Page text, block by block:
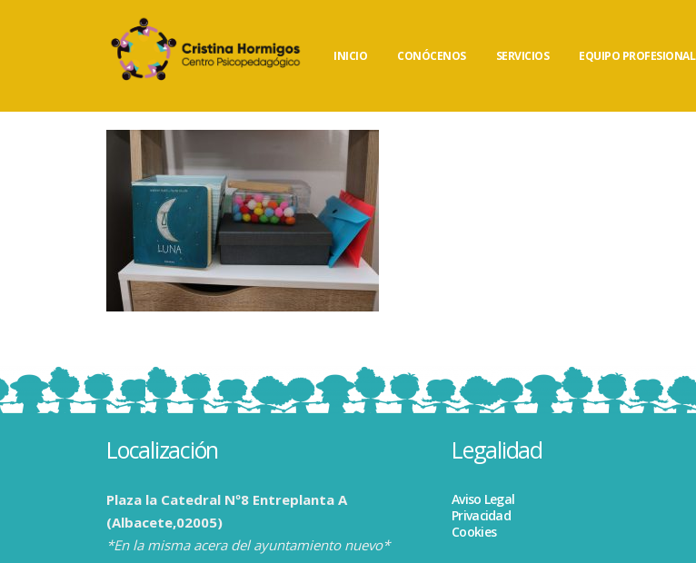
INICIO CONÓCENOS SERVICIOS EQUIPO PROFESIONAL
Localización
Plaza la Catedral Nº8 Entreplanta A
(Albacete,02005)
*En la misma acera del ayuntamiento nuevo*
Legalidad
Aviso Legal
Privacidad
Cookies